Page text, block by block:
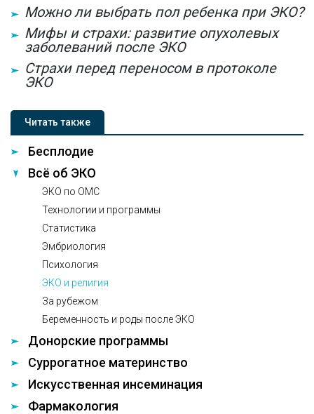
Можно ли выбрать пол ребенка при ЭКО?
Мифы и страхи: развитие опухолевых
заболеваний после ЭКО
Страхи перед переносом в протоколе
ЭКО
Читать также
Бесплодие
Всё об ЭКО
ЭКО по ОМС
Технологии и программы
Статистика
Эмбриология
Психология
ЭКО и религия
За рубежом
Беременность и роды после ЭКО
Донорские программы
Суррогатное материнство
Искусственная инсеминация
Фармакология